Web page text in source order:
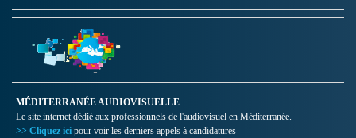
MÉDITERRANÉE AUDIOVISUELLE
Le site internet dédié aux professionnels de l'audiovisuel en Méditerranée.
>> Cliquez ici pour voir les derniers appels à candidatures